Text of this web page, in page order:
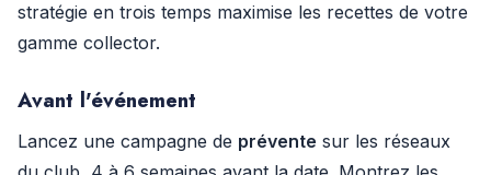
stratégie en trois temps maximise les recettes de votre
gamme collector.
Avant l'événement
Lancez une campagne de prévente sur les réseaux